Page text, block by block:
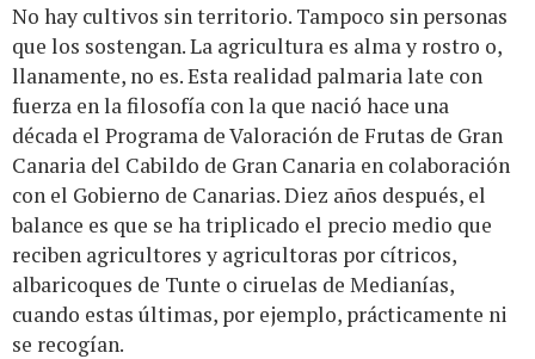
No hay cultivos sin territorio. Tampoco sin personas
que los sostengan. La agricultura es alma y rostro o,
llanamente, no es. Esta realidad palmaria late con
fuerza en la filosofía con la que nació hace una
década el Programa de Valoración de Frutas de Gran
Canaria del Cabildo de Gran Canaria en colaboración
con el Gobierno de Canarias. Diez años después, el
balance es que se ha triplicado el precio medio que
reciben agricultores y agricultoras por cítricos,
albaricoques de Tunte o ciruelas de Medianías,
cuando estas últimas, por ejemplo, prácticamente ni
se recogían.